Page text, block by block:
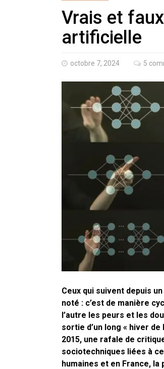
Artemis II :
Quand
Commentaire
Les
En Seine-
unien »
Addendum
La vaste
Vrais et
artificielle
octobre 7, 2024 5
Ceux qui suivent depuis
noté : c’est de manière
l’autre les peurs et les
sortie d’un long « hiver
2015, une rafale de
sociotechniques liées à
humaines et en France, la